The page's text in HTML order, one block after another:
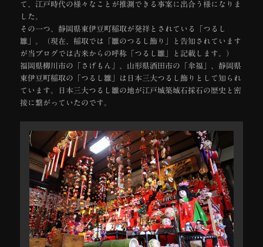
て、江戸時代の様々なことが推測できる事案に出合う様になりま
した。
その一つ、静岡県東伊豆町稲取が発祥とされている「つるし
雛」。（現在、稲取では「雛のつるし飾り」と告知されています
が当ブログでは古来からの呼称「つるし雛」と記載します。）
福岡県柳川市の「さげもん」、山形県酒田市の「傘福」、静岡県
東伊豆町稲取の「つるし雛」は日本三大つるし飾りとして知られ
ています。日本三大つるし雛の地が江戸城築城石採石の歴史と密
接に繋がっていたのです。